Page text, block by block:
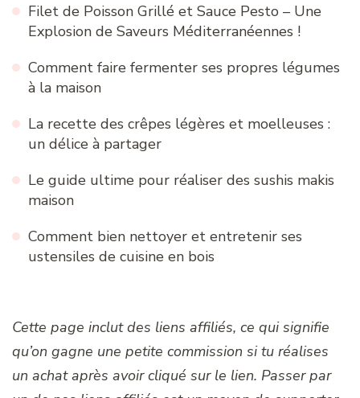
Filet de Poisson Grillé et Sauce Pesto – Une
Explosion de Saveurs Méditerranéennes !
Comment faire fermenter ses propres légumes
à la maison
La recette des crêpes légères et moelleuses :
un délice à partager
Le guide ultime pour réaliser des sushis makis
maison
Comment bien nettoyer et entretenir ses
ustensiles de cuisine en bois
Cette page inclut des liens affiliés, ce qui signifie
qu’on gagne une petite commission si tu réalises
un achat après avoir cliqué sur le lien. Passer par